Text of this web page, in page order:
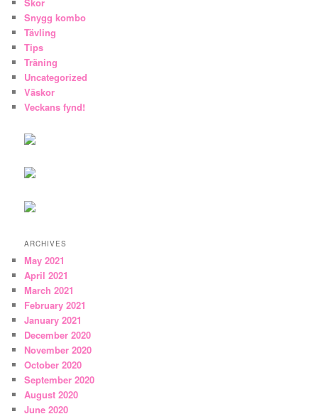
Skor
Snygg kombo
Tävling
Tips
Träning
Uncategorized
Väskor
Veckans fynd!
ARCHIVES
May 2021
April 2021
March 2021
February 2021
January 2021
December 2020
November 2020
October 2020
September 2020
August 2020
June 2020